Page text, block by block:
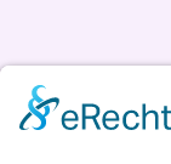
ADRESSE
Randstr. 28